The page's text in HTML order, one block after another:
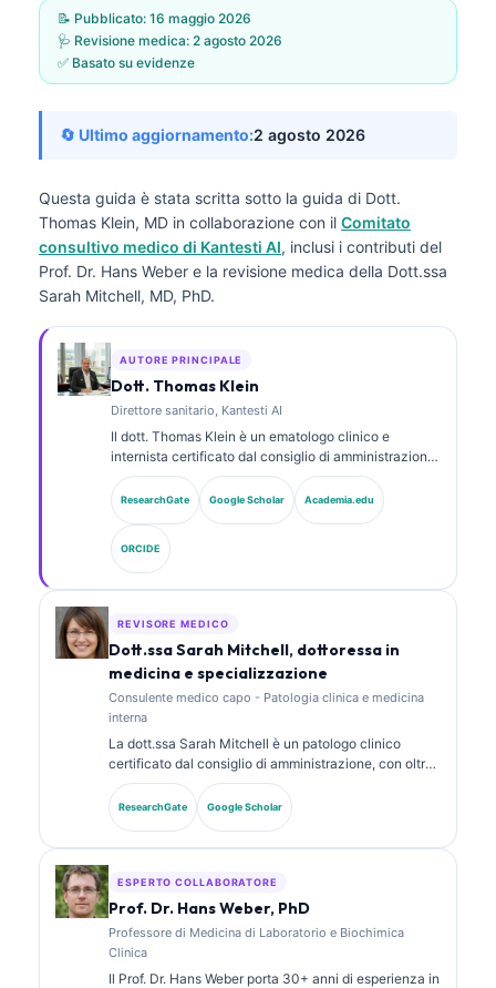
📝 Pubblicato: 16 maggio 2026
🩺 Revisione medica: 2 agosto 2026
✅ Basato su evidenze
🔄 Ultimo aggiornamento:2 agosto 2026
Questa guida è stata scritta sotto la guida di Dott.
Thomas Klein, MD in collaborazione con il Comitato
consultivo medico di Kantesti AI, inclusi i contributi del
Prof. Dr. Hans Weber e la revisione medica della Dott.ssa
Sarah Mitchell, MD, PhD.
AUTORE PRINCIPALE
Dott. Thomas Klein
Direttore sanitario, Kantesti AI
Il dott. Thomas Klein è un ematologo clinico e
internista certificato dal consiglio di amministrazione,
con oltre 15 anni di esperienza in medicina di
laboratorio e analisi clinica assistita da AI. In qualità
di Chief Medical Officer presso Kantesti AI, fornisce
supervisione clinica sull’accuratezza medica della
rete neurale proprietaria. Il dott. Klein ha pubblicato
ampiamente su interpretazione dei biomarcatori e
diagnostica di laboratorio su argomenti di medicina di
ResearchGate Google Scholar Academia.edu
ORCIDE
REVISORE MEDICO
Dott.ssa Sarah Mitchell, dottoressa in
medicina e specializzazione
Consulente medico capo - Patologia clinica e medicina
interna
La dott.ssa Sarah Mitchell è un patologo clinico
certificato dal consiglio di amministrazione, con oltre
18 anni di esperienza in medicina di laboratorio e
analisi diagnostica. Possiede certificazioni di
specializzazione in chimica clinica e ha pubblicato
ResearchGate Google Scholar
ESPERTO COLLABORATORE
Prof. Dr. Hans Weber, PhD
Professore di Medicina di Laboratorio e Biochimica
Clinica
Il Prof. Dr. Hans Weber porta 30+ anni di esperienza in